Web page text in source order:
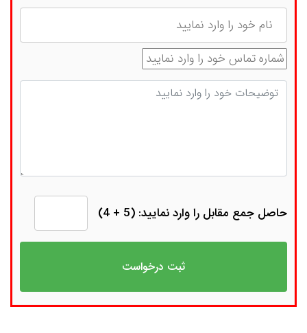
نام
شماره تماس
توضیحات
حاصل جمع مقابل را وارد نمایید: (5 + 4)